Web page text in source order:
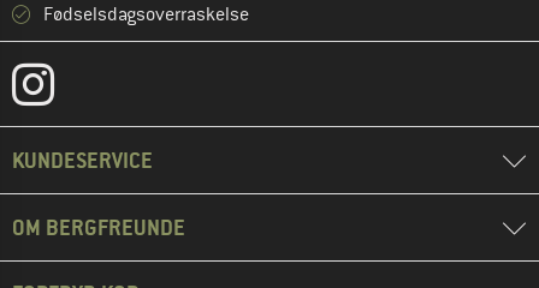
Fødselsdagsoverraskelse
KUNDESERVICE
OM BERGFREUNDE